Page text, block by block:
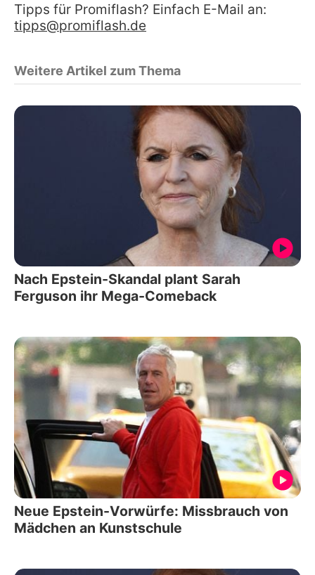
Tipps für Promiflash? Einfach E-Mail an:
tipps@promiflash.de
Weitere Artikel zum Thema
Nach Epstein-Skandal plant Sarah
Ferguson ihr Mega-Comeback
Neue Epstein-Vorwürfe: Missbrauch von
Mädchen an Kunstschule